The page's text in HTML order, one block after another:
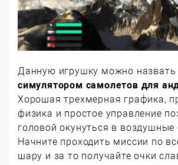
Данную игрушку можно
симулятором самолетов для
Хорошая трехмерная графика,
физика и простое управление
головой окунуться в воздушные
Начните проходить миссии по
шару и за то получайте очки